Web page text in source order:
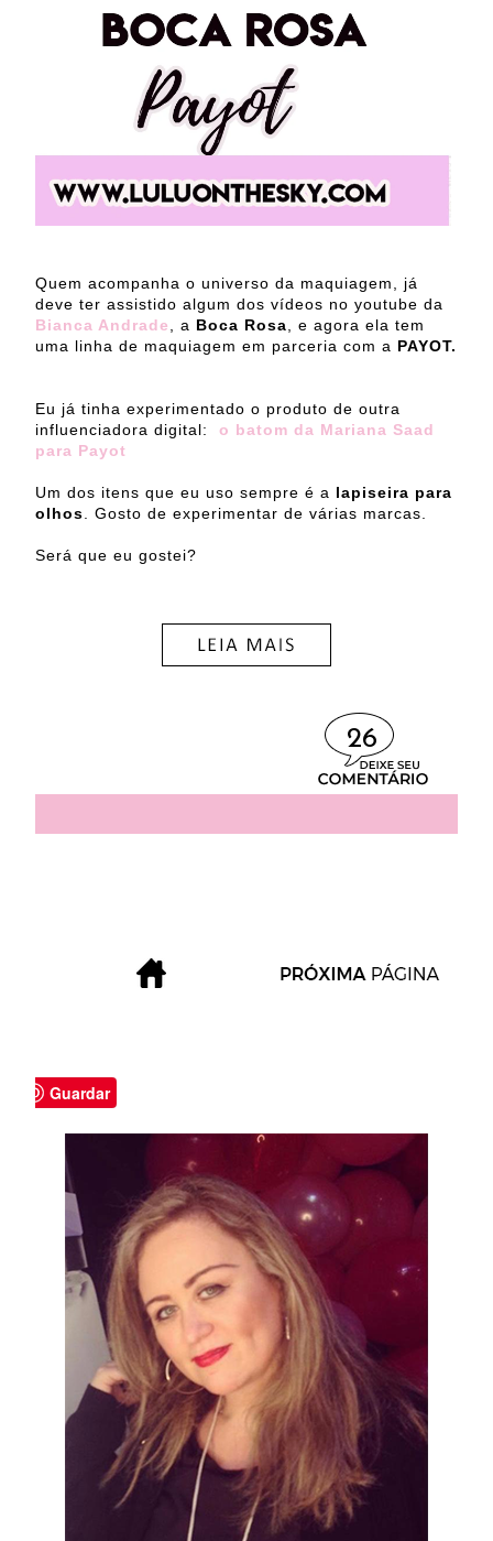
Quem acompanha o universo da maquiagem, já
deve ter assistido algum dos vídeos no youtube da
Bianca Andrade, a Boca Rosa, e agora ela tem
uma linha de maquiagem em parceria com a PAYOT.
Eu já tinha experimentado o produto de outra
influenciadora digital: o batom da Mariana Saad
para Payot
Um dos itens que eu uso sempre é a lapiseira para
olhos. Gosto de experimentar de várias marcas.
Será que eu gostei?
26
Guardar